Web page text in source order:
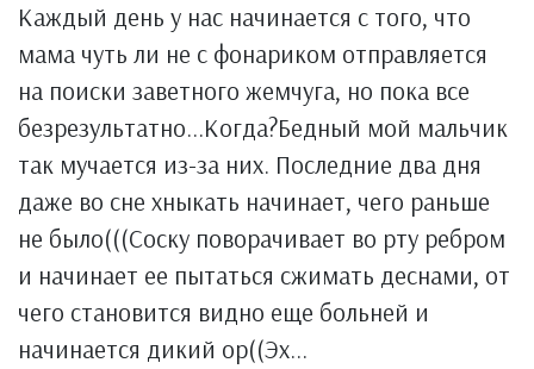
Каждый день у нас начинается с того, что
мама чуть ли не с фонариком отправляется
на поиски заветного жемчуга, но пока все
безрезультатно...Когда?Бедный мой мальчик
так мучается из-за них. Последние два дня
даже во сне хныкать начинает, чего раньше
не было(((Соску поворачивает во рту ребром
и начинает ее пытаться сжимать деснами, от
чего становится видно еще больней и
начинается дикий ор((Эх...